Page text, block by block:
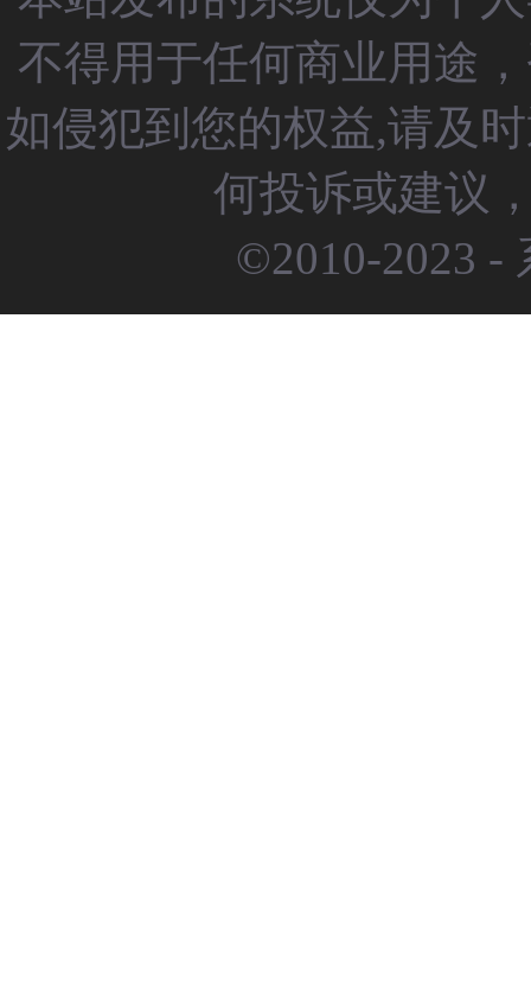
不得用于任何商业用途
如侵犯到您的权益,请及
何投诉或建议
©2010-2023 -